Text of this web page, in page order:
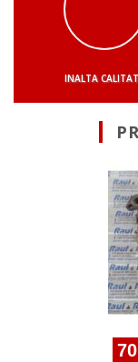
INALTA
70